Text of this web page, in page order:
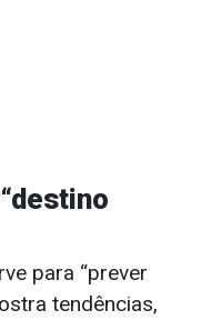
para “prever
tendências,